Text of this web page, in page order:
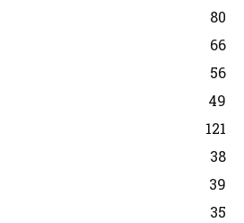
80
66
56
49
121
38
39
35